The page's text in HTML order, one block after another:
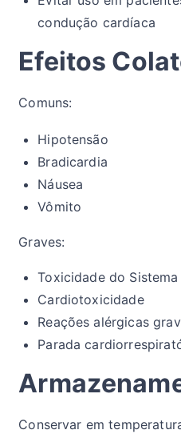
condução cardíaca
Efeitos
Comuns:
Hipotensão
Bradicardia
Náusea
Vômito
Graves:
Toxicidade do
Cardiotoxicidade
Reações alérgicas
Parada
Conservar em